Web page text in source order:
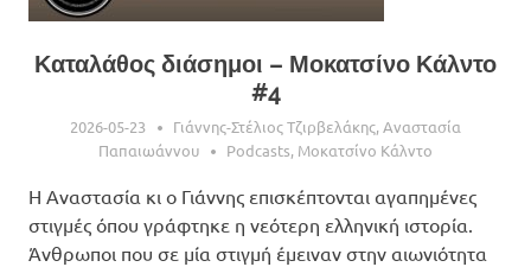
Καταλάθος διάσημοι – Μοκατσίνο Κάλντο
#4
2026-05-23 Γιάννης-Στέλιος Τζιρβελάκης,Αναστασία
Παπαιωάννου
Podcasts, Μοκατσίνο Κάλντο
Η Αναστασία κι ο Γιάννης επισκέπτονται αγαπημένες
στιγμές όπου γράφτηκε η νεότερη ελληνική ιστορία.
Άνθρωποι που σε μία στιγμή έμειναν στην αιωνιότητα